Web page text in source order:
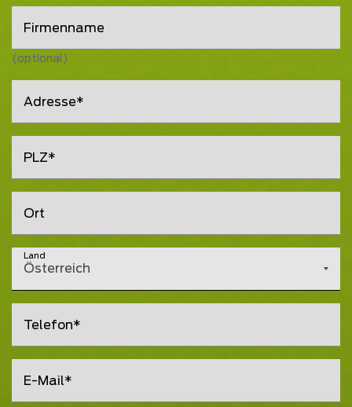
Firmenname
(optional)
Adresse
PLZ
Ort
Österreich
Land
Telefon
E-Mail